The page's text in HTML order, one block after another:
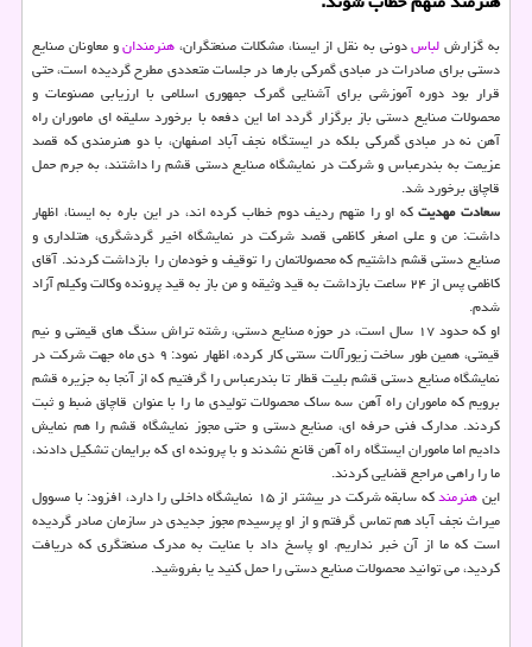
به گزارشلباسدونی به نقل از ایسنا، مشكلات صنعتگران،هنرمندانو معاونان صنایع
دستی برای صادرات در مبادی گمركی بارها در جلسات متعددی مطرح گردیده است، حتی
قرار بود دوره آموزشی برای آشنایی گمرك جمهوری اسلامی با ارزیابی مصنوعات و
محصولات صنایع دستی باز برگزار گردد اما این دفعه با برخورد سلیقه ای ماموران راه
آهن نه در مبادی گمركی بلكه در ایستگاه نجف آباد اصفهان، با دو هنرمندی كه قصد
عزیمت به بندرعباس و شركت در نمایشگاه صنایع دستی قشم را داشتند، به جرم حمل
قاچاق برخورد شد.
سعادت مهدیتكه او را متهم ردیف دوم خطاب كرده اند، در این باره به ایسنا، اظهار
داشت: من و علی اصغر كاظمی قصد شركت در نمایشگاه اخیر گردشگری، هتلداری و
صنایع دستی قشم داشتیم كه محصولاتمان را توقیف و خودمان را بازداشت كردند. آقای
كاظمی پس از ۲۴ ساعت بازداشت به قید وثیقه و من باز به قید پرونده وكالت وكیلم آزاد
شدم.
او كه حدود ۱۷ سال است، در حوزه صنایع دستی، رشته تراش سنگ های قیمتی و نیم
قیمتی، همین طور ساخت زیورآلات سنتی كار كرده، اظهار نمود: ۹ دی ماه جهت شركت در
نمایشگاه صنایع دستی قشم بلیت قطار تا بندرعباس را گرفتیم كه از آنجا به جزیره قشم
برویم كه ماموران راه آهن سه ساك محصولات تولیدی ما را با عنوان قاچاق ضبط و ثبت
كردند. مدارك فنی حرفه ای، صنایع دستی و حتی مجوز نمایشگاه قشم را هم نمایش
دادیم اما ماموران ایستگاه راه آهن قانع نشدند و با پرونده ای كه برایمان تشكیل دادند،
ما را راهی مراجع قضایی كردند.
اینهنرمند
كه سابقه شركت در بیشتر از ۱۵ نمایشگاه داخلی را دارد، افزود: با مسوول
میراث نجف آباد هم تماس گرفتم و از او پرسیدم مجوز جدیدی در سازمان صادر گردیده
است كه ما از آن خبر نداریم. او پاسخ داد با عنایت به مدرك صنعتگری كه دریافت
كردید، می توانید محصولات صنایع دستی را حمل كنید یا بفروشید.